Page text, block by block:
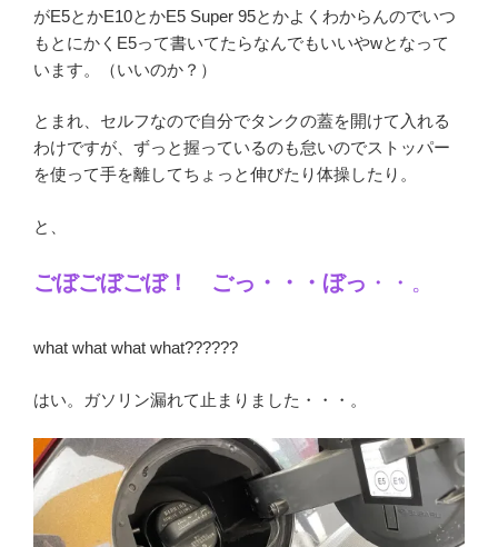
がE5とかE10とかE5 Super 95とかよくわからんのでいつ
もとにかくE5って書いてたらなんでもいいやwとなって
います。（いいのか？）
とまれ、セルフなので自分でタンクの蓋を開けて入れる
わけですが、ずっと握っているのも怠いのでストッパー
を使って手を離してちょっと伸びたり体操したり。
と、
ごぼごぼごぼ！ ごっ・・・ぼっ ・・。
what what what what??????
はい。ガソリン漏れて止まりました・・・。